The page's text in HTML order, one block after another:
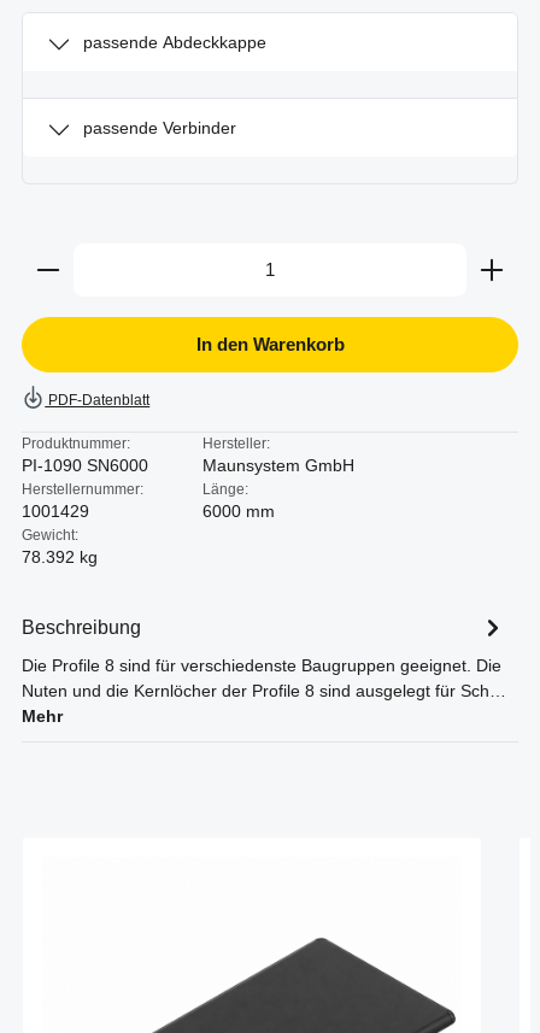
passende Abdeckkappe
passende Verbinder
Produkt Anzahl: Gib den gewünschten Wert ein
In den Warenkorb
PDF-Datenblatt
Produktnummer:
PI-1090 SN6000
Hersteller:
Maunsystem GmbH
Herstellernummer:
1001429
Länge:
6000 mm
Gewicht:
78.392 kg
Beschreibung
Die Profile 8 sind für verschiedenste Baugruppen geeignet. Die
Nuten und die Kernlöcher der Profile 8 sind ausgelegt für Sch…
Mehr